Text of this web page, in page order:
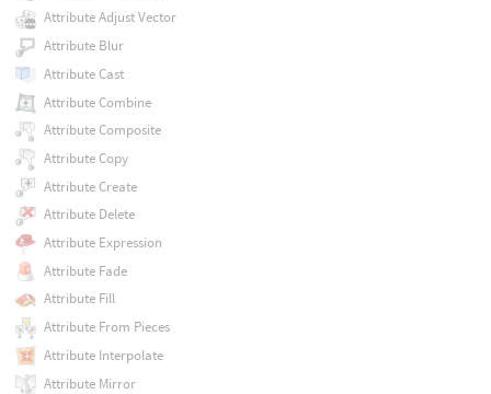
Attribute Adjust Vector
Attribute Blur
Attribute Cast
Attribute Combine
Attribute Composite
Attribute Copy
Attribute Create
Attribute Delete
Attribute Expression
Attribute Fade
Attribute Fill
Attribute From Pieces
Attribute Interpolate
Attribute Mirror